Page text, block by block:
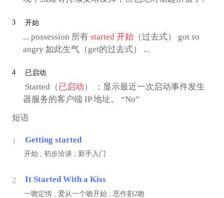
3 开始
... possession 所有 started 开始（过去式） got so
angry 如此生气（get的过去式） ...
4 已启动
 Started（已启动） ：显示最近一次启动事件发生
器服务的客户端 IP 地址。 “No”
短语
1 Getting started
开始 ; 初步洽谈 ; 新手入门
2 It Started With a Kiss
一吻定情 ; 爱从一个吻开始 ; 恶作剧2吻